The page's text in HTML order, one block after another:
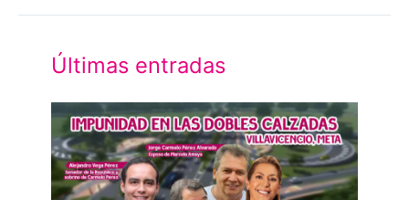
Últimas entradas